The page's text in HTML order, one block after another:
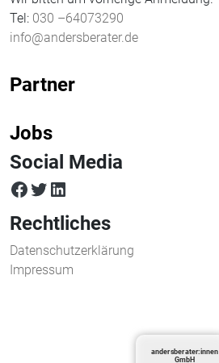
Tel: 030 –64073290
info@andersberater.de
Partner
Jobs
Social Media
facebook
twitterLinkedIn
Rechtliches
Datenschutzerklärung
Impressum
andersberater:innen
GmbH